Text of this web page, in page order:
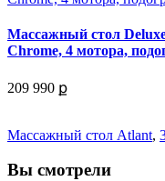
Массажный стол
Chrome, 4 мотора,
209 990 ք
Массажный стол Atlant,
Вы смотрели